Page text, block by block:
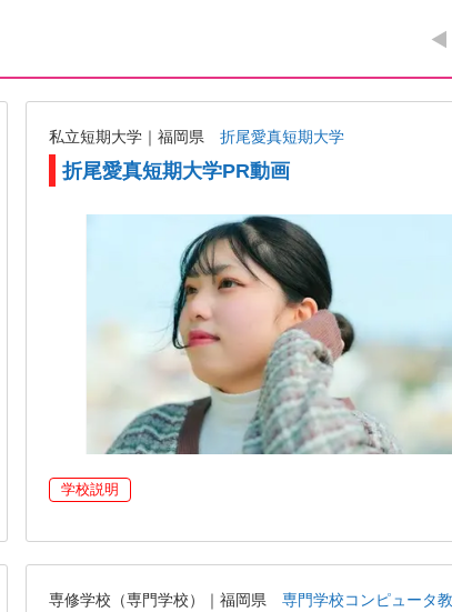
私立短期大学｜福岡県 折尾愛真短期大学
折尾愛真短期大学PR動画
学校説明
専修学校（専門学校）｜福岡県 専門学校コンピュータ